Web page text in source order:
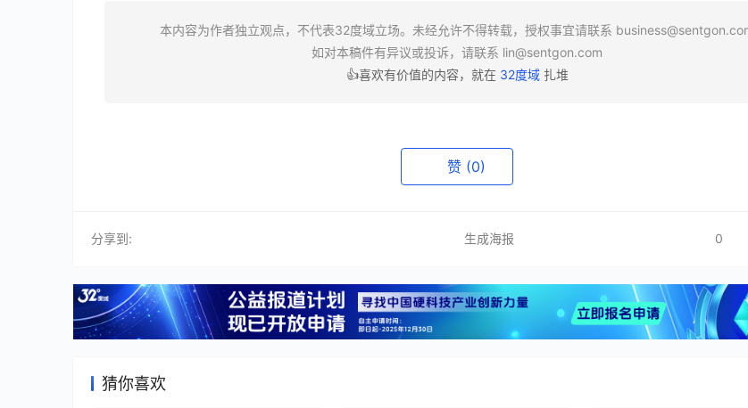
本内容为作者独立观点，不代表32度域立场。未经允许不得转载，授权事宜请联系
如对本稿件有异议或投诉，请联系 lin@sentgon.com
👍喜欢有价值的内容，就在 32度域扎堆
赞 (0)
分享到: 生成海报 0
猜你喜欢